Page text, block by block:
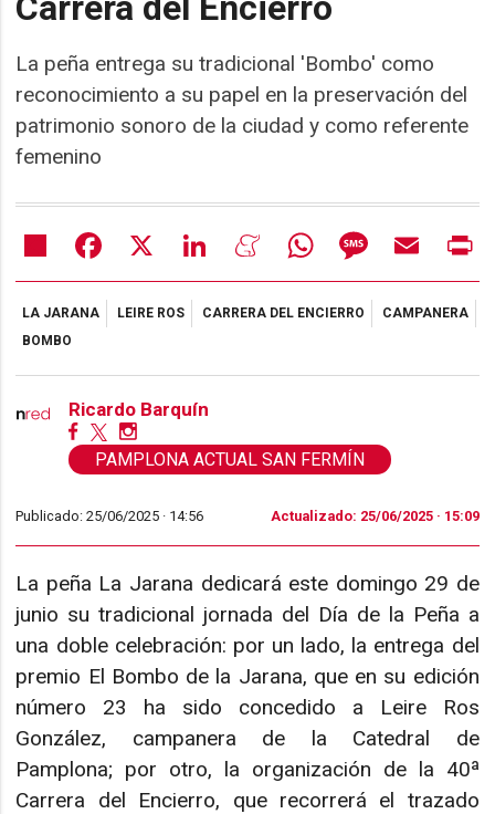
La peña entrega su tradicional 'Bombo' como
reconocimiento a su papel en la preservación del
patrimonio sonoro de la ciudad y como referente
femenino
Share Facebook LinkedIn MeneameWhatsAppMessageEmail
LA JARANA LEIRE ROS CARRERA DEL ENCIERRO
CAMPANERA
BOMBO
Ricardo Barquín
PAMPLONA ACTUAL SAN FERMÍN
Publicado: 25/06/2025 · 14:56 Actualizado: 25/06/2025 · 15:09
La peña La Jarana dedicará este domingo 29 de
junio su tradicional jornada del Día de la Peña a
una doble celebración: por un lado, la entrega del
premio El Bombo de la Jarana, que en su edición
número 23 ha sido concedido a Leire Ros
González, campanera de la Catedral de
Pamplona; por otro, la organización de la 40ª
Carrera del Encierro, que recorrerá el trazado